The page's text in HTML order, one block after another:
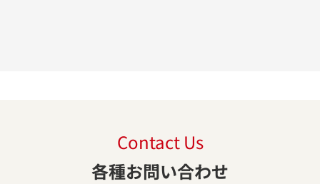
Contact Us
各種お問い合わせ